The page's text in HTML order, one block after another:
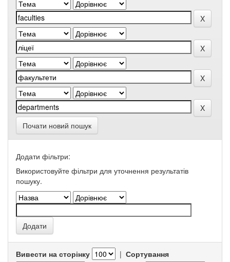
Почати новий пошук
Додати фільтри:
Використовуйте фільтри для уточнення результатів
пошуку.
Вивести на сторінку | Сортування